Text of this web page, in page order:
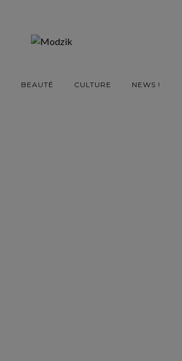
BEAUTÉ CULTURE NEWS !